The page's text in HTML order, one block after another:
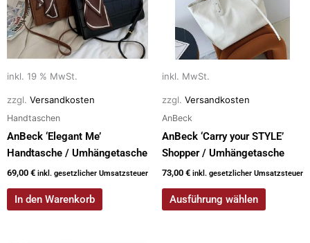
inkl. 19 % MwSt.
zzgl. Versandkosten
Handtaschen
AnBeck ‘Elegant Me’
Handtasche / Umhängetasche
69,00 € inkl. gesetzlicher Umsatzsteuer
In den Warenkorb
inkl. MwSt.
zzgl. Versandkosten
AnBeck
AnBeck ‘Carry your STYLE’
Shopper / Umhängetasche
73,00 € inkl. gesetzlicher Umsatzsteuer
Ausführung wählen
Die
Optionen
können
auf
Produktseite
gewählt
werden